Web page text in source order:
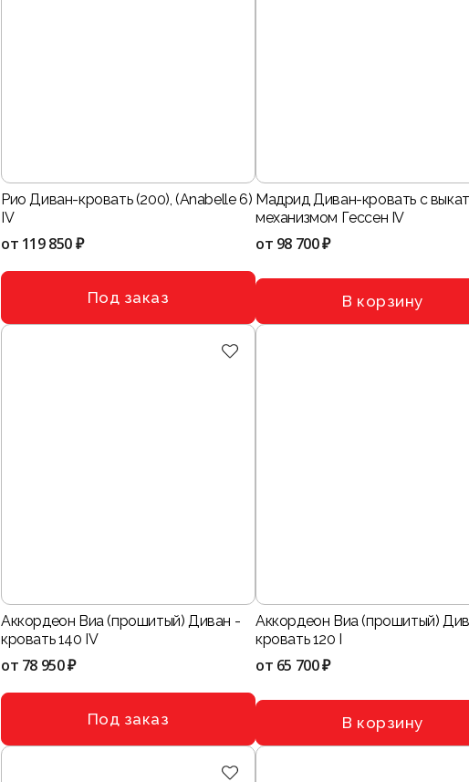
Рио Диван-кровать (200), (Anabelle 6)
IV
от 119 850 ₽
Под заказ
Мадрид Диван-кровать с
механизмом Гессен IV
от 98 700 ₽
В корзину
Аккордеон Виа (прошитый) Диван -
кровать 140 IV
от 78 950 ₽
Под заказ
Аккордеон Виа (прошитый)
кровать 120 I
от 65 700 ₽
В корзину